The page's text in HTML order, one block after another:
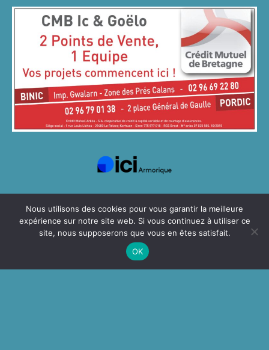
Newsletter
« Des Bandes
Dessinées Pour
Saint Quay »22410
Saint-Quay-Portrieux
Localisation
du festival
Nous utilisons des cookies pour vous garantir la meilleure
expérience sur notre site web. Si vous continuez à utiliser ce
site, nous supposerons que vous en êtes satisfait.
OK